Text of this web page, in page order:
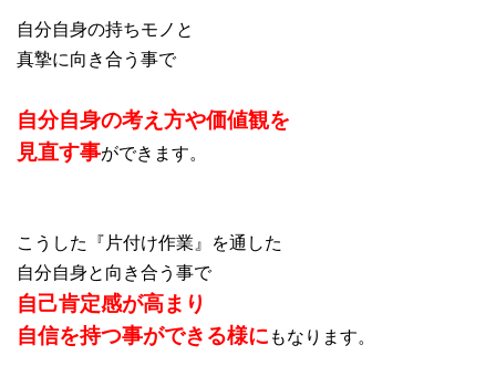
自分自身の持ちモノと
真摯に向き合う事で
自分自身の考え方や価値観を
見直す事ができます。
こうした『片付け作業』を通した
自分自身と向き合う事で
自己肯定感が高まり
自信を持つ事ができる様にもなります。